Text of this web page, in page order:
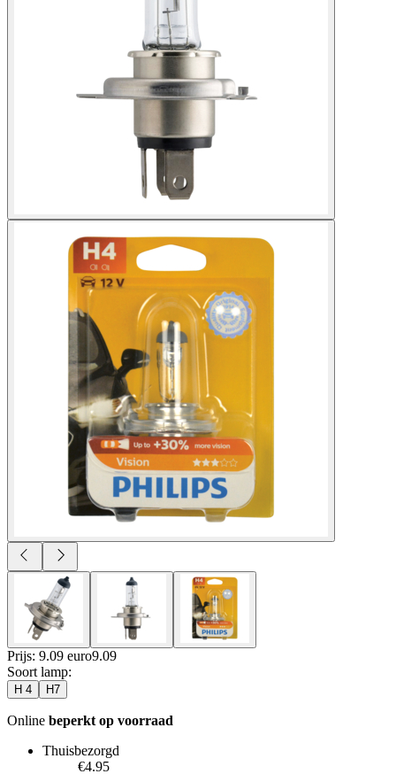
Prijs: 9.09 euro9.09
Soort lamp:
H 4 H7
Online beperkt op voorraad
Thuisbezorgd
€4.95